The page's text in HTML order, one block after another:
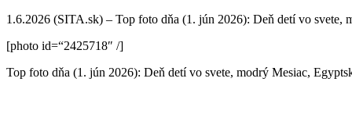
1.6.2026 (SITA.sk) – Top foto dňa (1. jún 2026): Deň detí vo
[photo id=“2425718″ /]
Top foto dňa (1. jún 2026): Deň detí vo svete, modrý Mesiac,